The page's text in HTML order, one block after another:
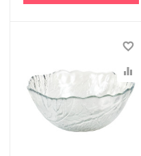
favorite_border
equalizer